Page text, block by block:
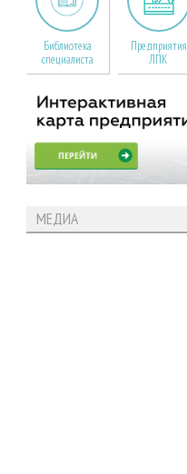
Библиотека
специалиста
Предприятия
ЛПК
МЕДИА